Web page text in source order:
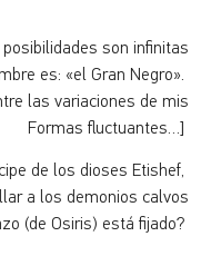
son infinitas
es: «el Gran Negro».
las variaciones de mis
Formas fluctuantes…]
de los dioses Etishef,
a los demonios calvos
(de Osiris) está fijado?